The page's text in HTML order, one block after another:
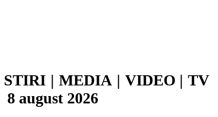
STIRI | MEDIA | VIDEO | TV
8 august 2026